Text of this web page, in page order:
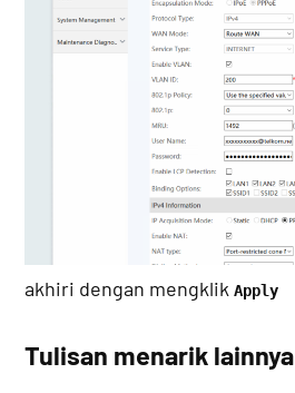
akhiri dengan mengklikApply
Tulisan menarik lainnya